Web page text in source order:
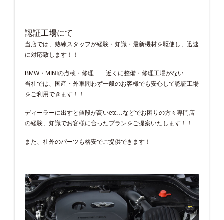
認証工場にて
当店では、熟練スタッフが経験・知識・最新機材を駆使し、迅速
に対応致します！！
BMW・MINIの点検・修理… 近くに整備・修理工場がない…
当社では、国産・外車問わず一般のお客様でも安心して認証工場
をご利用できます！！
ディーラーに出すと値段が高いetc…などでお困りの方々専門店
の経験、知識でお客様に合ったプランをご提案いたします！！
また、社外のパーツも格安でご提供できます！